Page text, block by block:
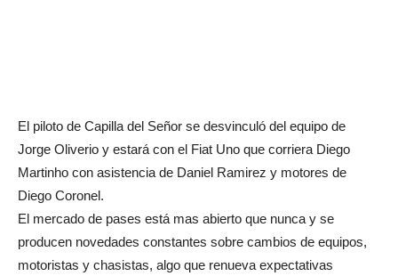
El piloto de Capilla del Señor se desvinculó del equipo de
Jorge Oliverio y estará con el Fiat Uno que corriera Diego
Martinho con asistencia de Daniel Ramirez y motores de
Diego Coronel.
El mercado de pases está mas abierto que nunca y se
producen novedades constantes sobre cambios de equipos,
motoristas y chasistas, algo que renueva expectativas